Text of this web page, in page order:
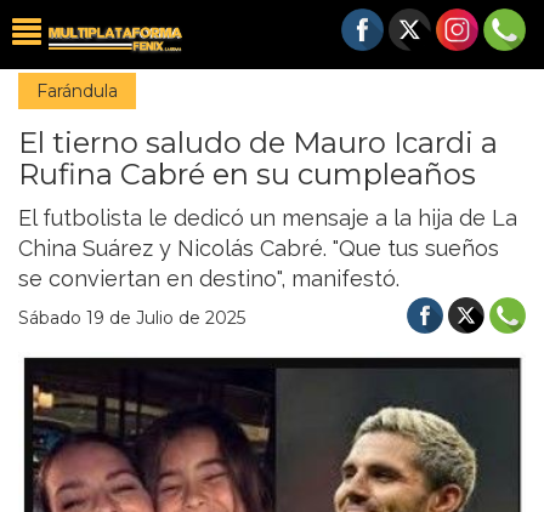
Farándula
El tierno saludo de Mauro Icardi a
Rufina Cabré en su cumpleaños
El futbolista le dedicó un mensaje a la hija de La
China Suárez y Nicolás Cabré. "Que tus sueños
se conviertan en destino", manifestó.
Sábado 19 de Julio de 2025